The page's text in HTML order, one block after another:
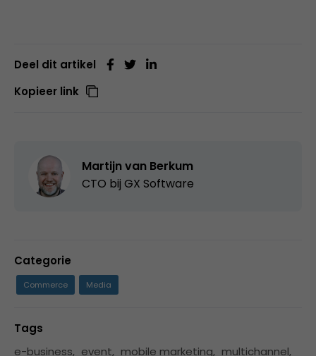
Deel dit artikel
Kopieer link
Martijn van Berkum
CTO bij GX Software
Categorie
Commerce Media
Tags
e-business, event, mobile marketing, multichannel,